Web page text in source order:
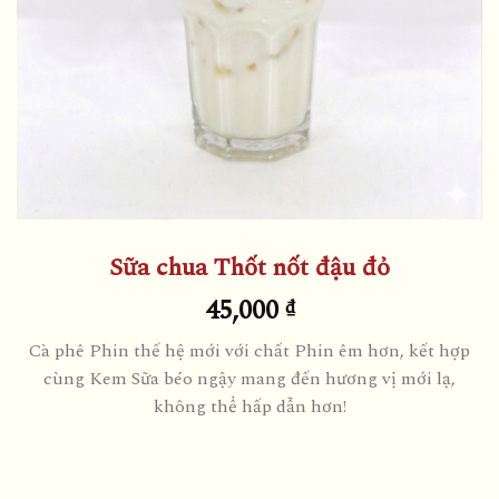
Sữa chua Thốt nốt đậu đỏ
45,000₫
Cà phê Phin thế hệ mới với chất Phin êm hơn, kết hợp
cùng Kem Sữa béo ngậy mang đến hương vị mới lạ,
không thể hấp dẫn hơn!